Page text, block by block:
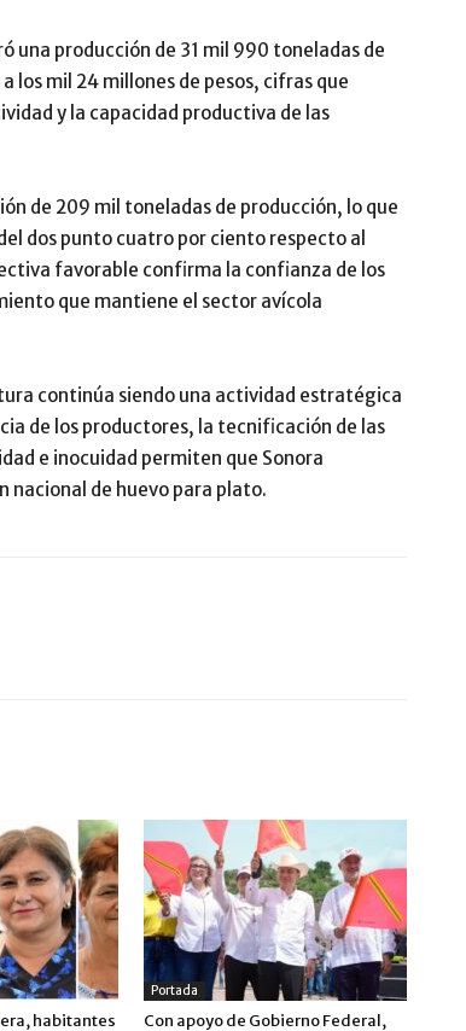
producción de 31 mil 990 toneladas de
los mil 24 millones de pesos, cifras que
y la capacidad productiva de las
de 209 mil toneladas de producción, lo que
dos punto cuatro por ciento respecto al
favorable confirma la confianza de los
que mantiene el sector avícola
continúa siendo una actividad estratégica
de los productores, la tecnificación de las
e inocuidad permiten que Sonora
nacional de huevo para plato.
habitantes
Portada
Con apoyo de Gobierno Federal,